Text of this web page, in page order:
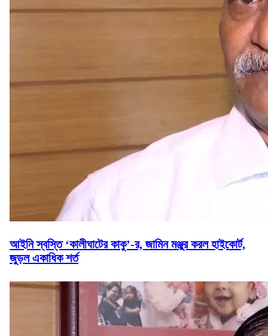
আইনি স্বস্তি ‘কালীঘাটের কাকু’-র, জামিন মঞ্জুর করল হাইকোর্ট,
জুড়ল একাধিক শর্ত